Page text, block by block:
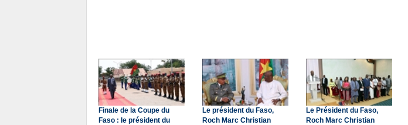
Finale de la Coupe du
Faso : le président du
Le président du Faso,
Roch Marc Christian
Le Président du Faso,
Roch Marc Christian